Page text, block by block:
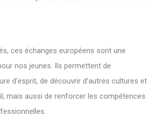
ces échanges européens sont une
nos jeunes. Ils permettent de
d’esprit, de découvrir d’autres cultures et
mais aussi de renforcer les compétences